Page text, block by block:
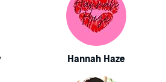
Hannah Haze